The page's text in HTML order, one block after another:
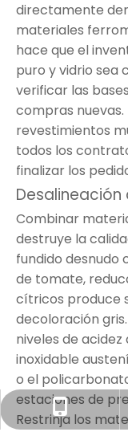
directamente
materiales
hace que el
puro y vidrio sea
verificar las
compras
revestimientos
todos los
finalizar los
Combinar
destruye la
fundido desnudo
de tomate,
cítricos produce
decoloración
niveles de
inoxidable
o el
estaciones de
Restrinja los